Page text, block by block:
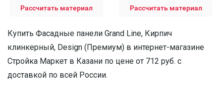
Рассчитать материал Рассчитать материал
Купить Фасадные панели Grand Line, Кирпич
клинкерный, Design (Премиум) в интернет-магазине
Стройка Маркет в Казани по цене от 712 руб. с
доставкой по всей России.